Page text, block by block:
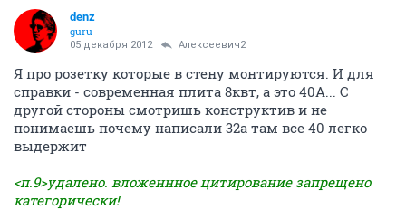
denz
guru
05 декабря 2012 Алексеевич2
Я про розетку которые в стену монтируются. И для
справки - современная плита 8квт, а это 40А... С
другой стороны смотришь конструктив и не
понимаешь почему написали 32а там все 40 легко
выдержит
<п.9>удалено. вложеннное цитирование запрещено
категорически!